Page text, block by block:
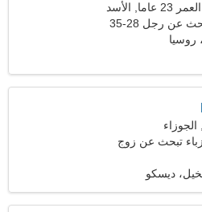
الأسد
عن رجل 28-35
روسيا
تبحث عن زوج
ديسكو